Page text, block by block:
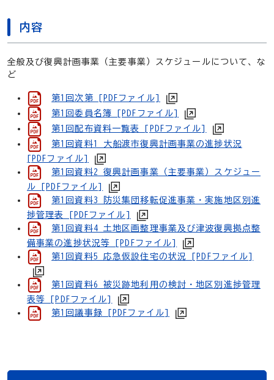
内容
全般及び復興計画事業（主要事業）スケジュールについて、な
ど
第1回次第 [PDFファイル]
第1回委員名簿 [PDFファイル]
第1回配布資料一覧表 [PDFファイル]
第1回資料1 大船渡市復興計画事業の進捗状況
[PDFファイル]
第1回資料2 復興計画事業（主要事業）スケジュー
ル [PDFファイル]
第1回資料3 防災集団移転促進事業・実施地区別進
捗管理表 [PDFファイル]
第1回資料4 土地区画整理事業及び津波復興拠点整
備事業の進捗状況等 [PDFファイル]
第1回資料5 応急仮設住宅の状況 [PDFファイル]
第1回資料6 被災跡地利用の検討・地区別進捗管理
表等 [PDFファイル]
第1回議事録 [PDFファイル]